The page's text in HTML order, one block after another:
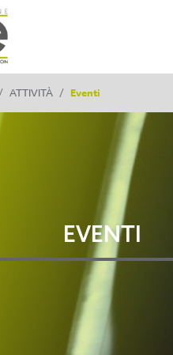
/ ATTIVITÀ / Eventi
EVENTI